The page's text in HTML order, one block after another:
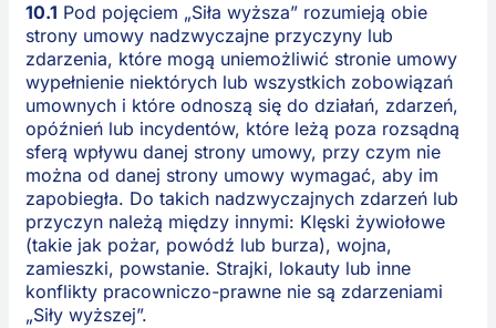
10.1 Pod pojęciem „Siła wyższa” rozumieją obie
strony umowy nadzwyczajne przyczyny lub
zdarzenia, które mogą uniemożliwić stronie umowy
wypełnienie niektórych lub wszystkich zobowiązań
umownych i które odnoszą się do działań, zdarzeń,
opóźnień lub incydentów, które leżą poza rozsądną
sferą wpływu danej strony umowy, przy czym nie
można od danej strony umowy wymagać, aby im
zapobiegła. Do takich nadzwyczajnych zdarzeń lub
przyczyn należą między innymi: Klęski żywiołowe
(takie jak pożar, powódź lub burza), wojna,
zamieszki, powstanie. Strajki, lokauty lub inne
konflikty pracowniczo-prawne nie są zdarzeniami
„Siły wyższej”.